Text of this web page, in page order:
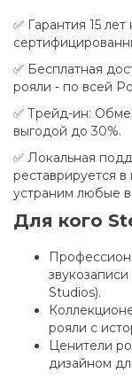
✅ Гарантия 15
✅ Бесплатная
рояли - по всей
✅ Трейд-ин:
выгодой до 30%.
✅ Локальная
реставрируется
устраним любые
Для кого
Studios).
рояли с
Ценители
дизайном